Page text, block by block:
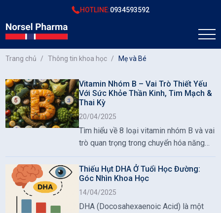
HOTLINE:0934593592
Trang chủ Thông tin khoa học Mẹ và Bé
Vitamin Nhóm B – Vai Trò Thiết Yếu
Với Sức Khỏe Thần Kinh, Tim Mạch &
Thai Kỳ
20/04/2025
Tìm hiểu về 8 loại vitamin nhóm B và vai
trò quan trọng trong chuyển hóa năng
lượng, bảo vệ hệ thần kinh, tim mạch và
phát triển thai nhi. Bổ sung vitamin
nhóm B đúng cách giúp duy trì sức
khỏe toàn diện.
Thiếu Hụt DHA Ở Tuổi Học Đường:
Góc Nhìn Khoa Học
14/04/2025
DHA (Docosahexaenoic Acid) là một